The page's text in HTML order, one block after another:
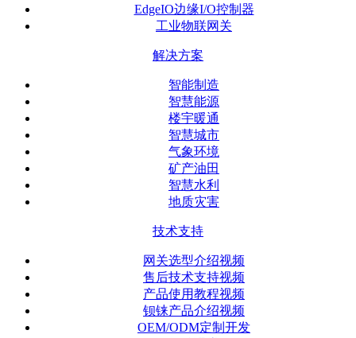
EdgeIO边缘I/O控制器
工业物联网关
解决方案
智能制造
智慧能源
楼宇暖通
智慧城市
气象环境
矿产油田
智慧水利
地质灾害
技术支持
网关选型介绍视频
售后技术支持视频
产品使用教程视频
钡铼产品介绍视频
OEM/ODM定制开发